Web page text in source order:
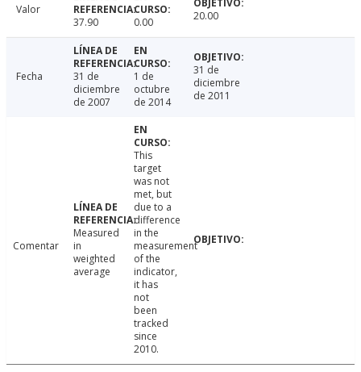
Valor
37.90
0.00 20.00
Fecha
31 de
diciembre
de 2007
1 de
octubre
de 2014
31 de
diciembre
de 2011
Comentar
Measured
in
weighted
average
This
target
was not
met, but
due to a
difference
in the
measurement
of the
indicator,
it has
not
been
tracked
since
2010.